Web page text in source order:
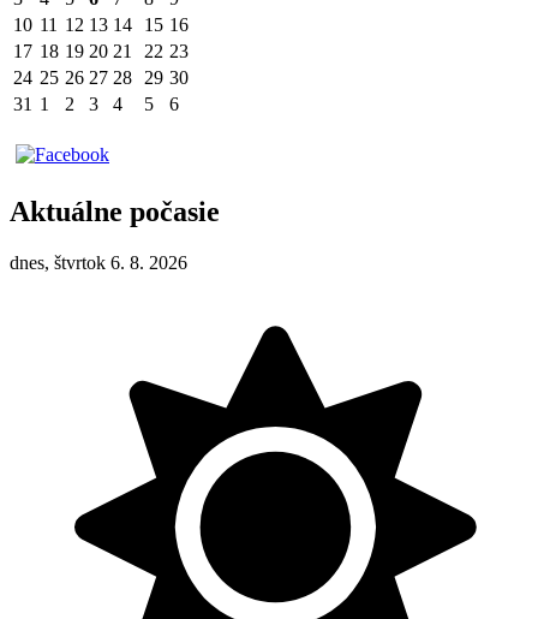
10 11 12 13 14 15 16
17 18 19 20 21 22 23
24 25 26 27 28 29 30
31 1 2 3 4 5 6
Aktuálne počasie
dnes, štvrtok 6. 8. 2026